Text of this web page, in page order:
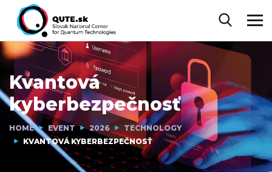
Kvantová
kyberbezpečnosť
HOME EVENT 2026
TECHNOLOGY
KVANTOVÁ KYBERBEZPEČNOSŤ